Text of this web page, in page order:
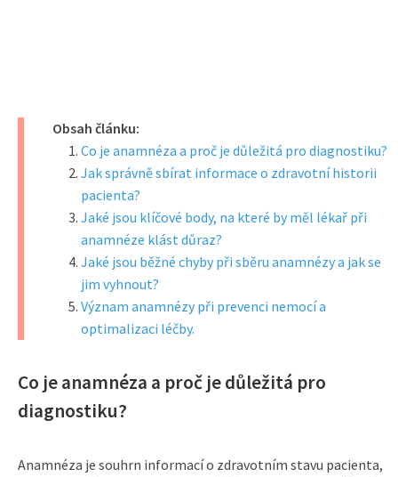
Obsah článku:
Co je anamnéza a proč je důležitá pro diagnostiku?
Jak správně sbírat informace o zdravotní historii
pacienta?
Jaké jsou klíčové body, na které by měl lékař při
anamnéze klást důraz?
Jaké jsou běžné chyby při sběru anamnézy a jak se
jim vyhnout?
Význam anamnézy při prevenci nemocí a
optimalizaci léčby.
Co je anamnéza a proč je důležitá pro
diagnostiku?
Anamnéza je souhrn informací o zdravotním stavu pacienta,